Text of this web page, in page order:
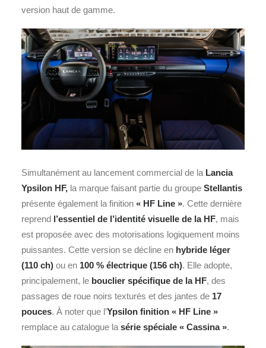
version haut de gamme.
Simultanément au lancement commercial de la Lancia
Ypsilon HF, la marque faisant partie du groupe Stellantis
présente également la finition « HF Line ». Cette dernière
reprend l’essentiel de l’identité visuelle de la HF, mais
est proposée avec des motorisations logiquement moins
puissantes. Cette version se décline en hybride léger
(110 ch) ou en 100 % électrique (156 ch). Elle adopte,
principalement, le bouclier spécifique de la HF, des
passages de roue noirs texturés et des jantes de 17
pouces. À noter que l’Ypsilon finition « HF Line »
remplace au catalogue la série spéciale « Cassina ».